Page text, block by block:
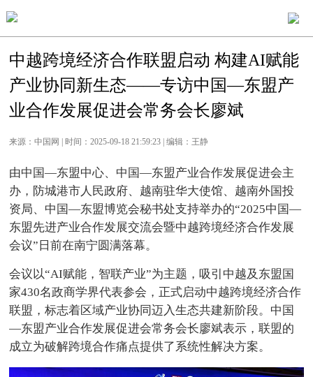
中越跨境经济合作联盟启动 构建AI赋能
产业协同新生态——专访中国—东盟产
业合作发展促进会常务会长廖斌
来源：中国网 | 时间：2025-09-18 21:59:23 | 编辑：王静
由中国—东盟中心、中国—东盟产业合作发展促进会主
办，防城港市人民政府、越南驻华大使馆、越南外国投
资局、中国—东盟博览会秘书处支持举办的“2025中国—
东盟先进产业合作发展交流会暨中越跨境经济合作发展
会议”日前在南宁圆满落幕。
会议以“AI赋能，智联产业”为主题，吸引中越及东盟国
家430名政商学界代表参会，正式启动中越跨境经济合作
联盟，标志着区域产业协同迈入生态共建新阶段。中国
—东盟产业合作发展促进会常务会长廖斌表示，联盟的
成立为破解跨境合作痛点提供了系统性解决方案。